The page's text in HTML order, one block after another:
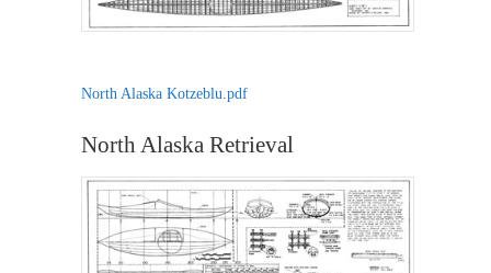
North Alaska Kotzeblu.pdf
North Alaska Retrieval